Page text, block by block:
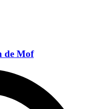
de Mof